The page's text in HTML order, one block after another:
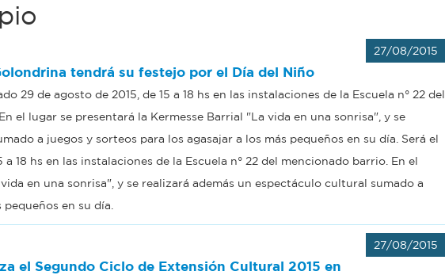
27/08/2015
tendrá su festejo por el Día del Niño
29 de agosto de 2015, de 15 a 18 hs en las instalaciones de la Escuela n° 22 del
el lugar se presentará la Kermesse Barrial "La vida en una sonrisa", y se
a juegos y sorteos para los agasajar a los más pequeños en su día. Será el
18 hs en las instalaciones de la Escuela n° 22 del mencionado barrio. En el
en una sonrisa", y se realizará además un espectáculo cultural sumado a
en su día.
27/08/2015
el Segundo Ciclo de Extensión Cultural 2015 en